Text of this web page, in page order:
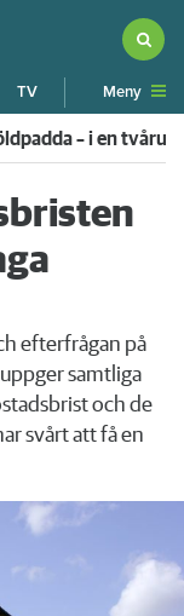
TV Meny
– i en
efterfrågan på
samtliga
och de
svårt att få en